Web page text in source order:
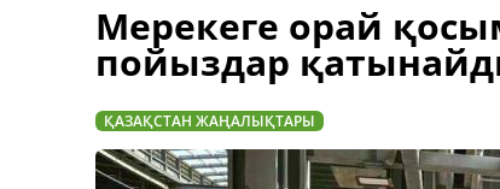
Мерекеге орай
пойыздар
ҚАЗАҚСТАН ЖАҢАЛЫҚТАРЫ